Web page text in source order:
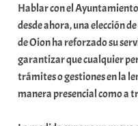
a
r
E
r
r
i
Hablar con el
desde ahora, una elección
de Oion ha reforzado su
garantizar que cualquier
trámites o gestiones en la
manera presencial como a